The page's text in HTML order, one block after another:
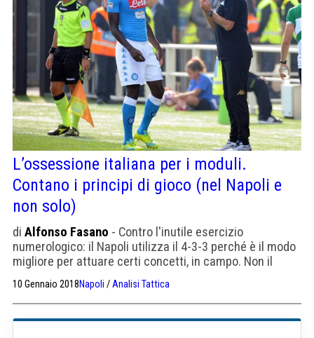
L’ossessione italiana per i moduli.
Contano i principi di gioco (nel Napoli e
non solo)
di Alfonso Fasano - Contro l'inutile esercizio
numerologico: il Napoli utilizza il 4-3-3 perché è il modo
migliore per attuare certi concetti, in campo. Non il
contrario.
10 Gennaio 2018Napoli /Analisi Tattica